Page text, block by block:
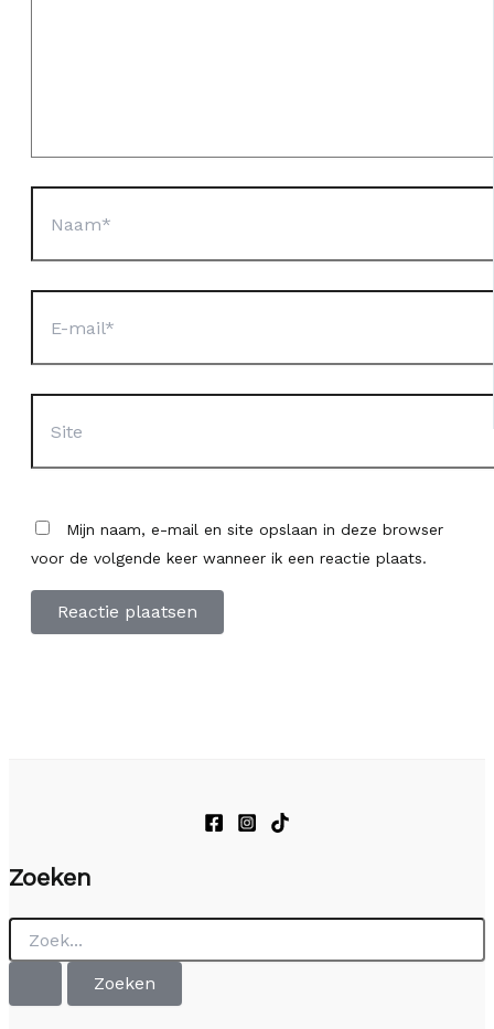
mail*
Mijn naam, e-mail en site opslaan in deze browser
voor de volgende keer wanneer ik een reactie plaats.
Zoeken
Zoek
naar: